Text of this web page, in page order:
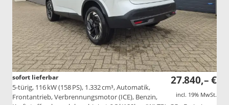
27.840,– €
incl. 19% MwSt.
sofort lieferbar
5-türig, 116 kW (158 PS), 1.332 cm³, Automatik,
Frontantrieb, Verbrennungsmotor (ICE), Benzin,